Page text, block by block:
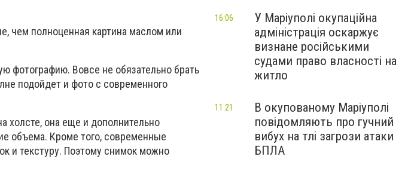
чем полноценная картина маслом или
фотографию. Вовсе не обязательно брать
подойдет и фото с современного
холсте, она еще и дополнительно
объема. Кроме того, современные
и текстуру. Поэтому снимок можно
У Маріуполі окупаційна
адміністрація оскаржує
визнане російськими
судами право власності на
житло
16:06
В окупованому Маріуполі
повідомляють про гучний
вибух на тлі загрози атаки
БПЛА
11:21